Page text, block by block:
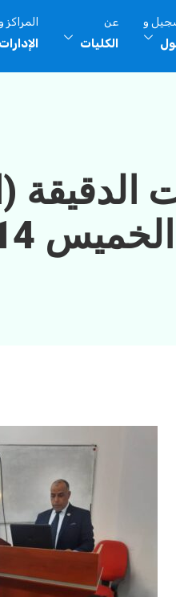
و عن
الكليات
المراكز
الإدارات
الدقيقة
الخميس 14-12-2023